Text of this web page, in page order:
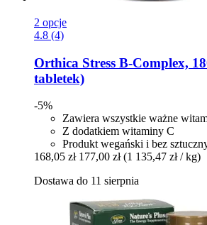
2 opcje
4.8 (4)
Orthica Stress B-​Complex,
tabletek)
-5%
Zawiera wszystkie ważne
Z dodatkiem witaminy C
Produkt wegański i bez
168,05 zł 177,00 zł (1 135,47 zł / kg)
Dostawa do 11 sierpnia